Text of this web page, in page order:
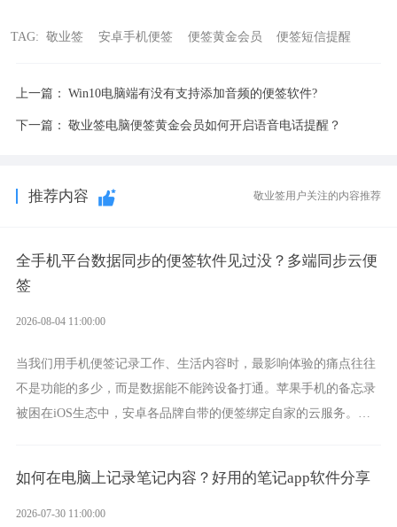
TAG: 敬业签 安卓手机便签 便签黄金会员 便签短信提醒
上一篇： Win10电脑端有没有支持添加音频的便签软件?
下一篇： 敬业签电脑便签黄金会员如何开启语音电话提醒？
推荐内容 敬业签用户关注的内容推荐
全手机平台数据同步的便签软件见过没？多端同步云便
签
2026-08-04 11:00:00
当我们用手机便签记录工作、生活内容时，最影响体验的痛点往往
不是功能的多少，而是数据能不能跨设备打通。苹果手机的备忘录
被困在iOS生态中，安卓各品牌自带的便签绑定自家的云服务。而
如何在电脑上记录笔记内容？好用的笔记app软件分享
2026-07-30 11:00:00